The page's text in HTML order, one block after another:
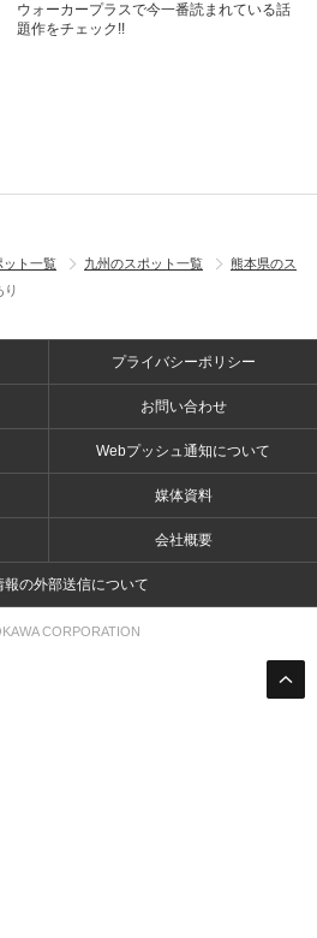
ウォーカープラスで今一番読まれている話
題作をチェック!!
ット一覧 九州のスポット一覧
熊本県のス
り
プライバシーポリシー
お問い合わせ
Webプッシュ通知について
媒体資料
会社概要
報の外部送信について
CORPORATION